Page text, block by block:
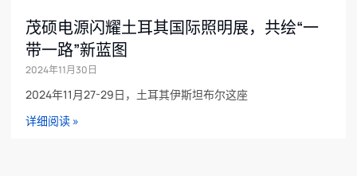
茂硕电源闪耀土耳其国际照明展，共绘“一
带一路”新蓝图
2024年11月30日
2024年11月27-29日，土耳其伊斯坦布尔这座
详细阅读 »